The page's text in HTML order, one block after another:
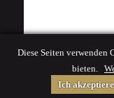
Diese Seiten verwenden
bieten.
Ich